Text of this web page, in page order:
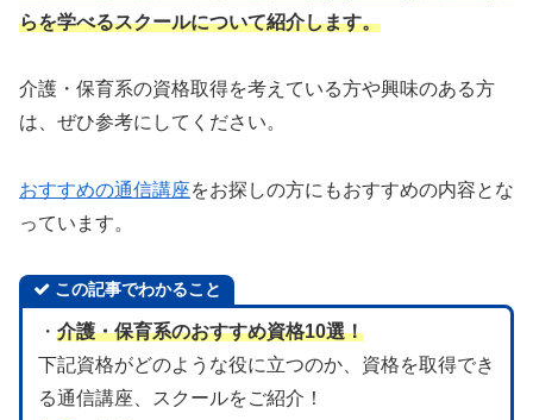
らを学べるスクールについて紹介します。
介護・保育系の資格取得を考えている方や興味のある方
は、ぜひ参考にしてください。
おすすめの通信講座をお探しの方にもおすすめの内容とな
っています。
この記事でわかること
・ 介護・保育系のおすすめ資格10選！
下記資格がどのような役に立つのか、資格を取得でき
る通信講座、スクールをご紹介！